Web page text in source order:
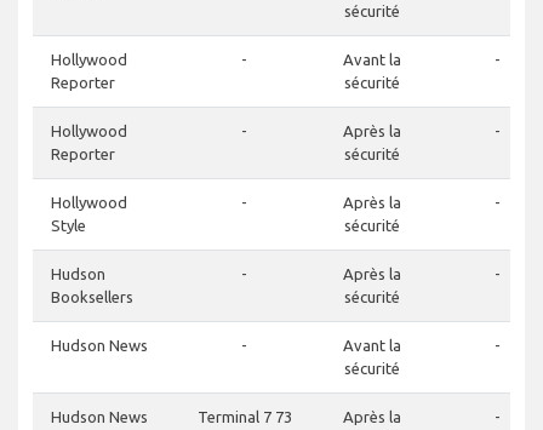
sécurité
Hollywood
Reporter
-
Avant la
sécurité
-
Hollywood
Reporter
-
Après la
sécurité
-
Hollywood
Style
-
Après la
sécurité
-
Hudson
Booksellers
-
Après la
sécurité
-
Hudson News -
Avant la
sécurité
-
Hudson News Terminal 7 73
Après la
-